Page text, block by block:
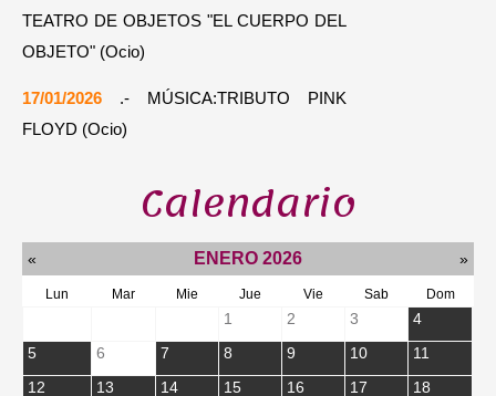
TEATRO DE OBJETOS "EL CUERPO DEL
OBJETO" (Ocio)
17/01/2026 .- MÚSICA:TRIBUTO PINK
FLOYD (Ocio)
Calendario